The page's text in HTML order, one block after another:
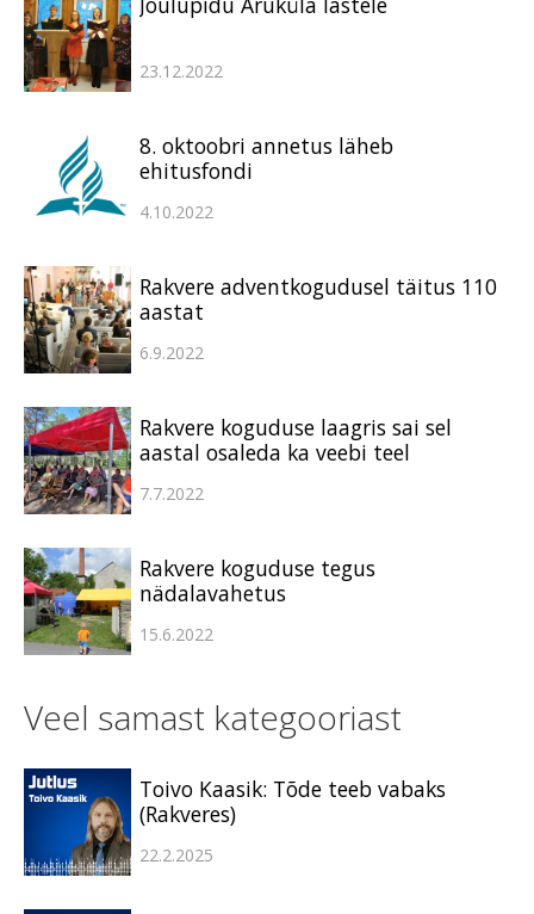
23.12.2022
8. oktoobri annetus läheb
ehitusfondi
4.10.2022
Rakvere adventkogudusel täitus 110
aastat
6.9.2022
Rakvere koguduse laagris sai sel
aastal osaleda ka veebi teel
7.7.2022
Rakvere koguduse tegus
nädalavahetus
15.6.2022
Veel samast kategooriast
Toivo Kaasik: Tõde teeb vabaks
(Rakveres)
22.2.2025